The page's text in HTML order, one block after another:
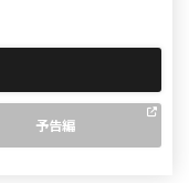
予告編